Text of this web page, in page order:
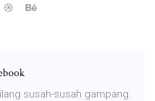
susah-susah gampang.